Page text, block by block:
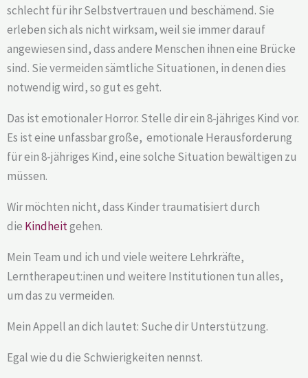
schlecht für ihr Selbstvertrauen und beschämend. Sie
erleben sich als nicht wirksam, weil sie immer darauf
angewiesen sind, dass andere Menschen ihnen eine Brücke
sind. Sie vermeiden sämtliche Situationen, in denen dies
notwendig wird, so gut es geht.
Das ist emotionaler Horror. Stelle dir ein 8-jähriges Kind vor.
Es ist eine unfassbar große, emotionale Herausforderung
für ein 8-jähriges Kind, eine solche Situation bewältigen zu
müssen.
Wir möchten nicht, dass Kinder traumatisiert durch
die Kindheitgehen.
Mein Team und ich und viele weitere Lehrkräfte,
Lerntherapeut:inen und weitere Institutionen tun alles,
um das zu vermeiden.
Mein Appell an dich lautet: Suche dir Unterstützung.
Egal wie du die Schwierigkeiten nennst.